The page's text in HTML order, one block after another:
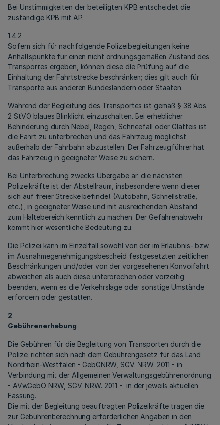
Bei Unstimmigkeiten der beteiligten KPB entscheidet die
zuständige KPB mit AP.
1.4.2
Sofern sich für nachfolgende Polizeibegleitungen keine
Anhaltspunkte für einen nicht ordnungsgemäßen Zustand des
Transportes ergeben, können diese die Prüfung auf die
Einhaltung der Fahrtstrecke beschränken; dies gilt auch für
Transporte aus anderen Bundesländern oder Staaten.
Während der Begleitung des Transportes ist gemäß § 38 Abs.
2 StVO blaues Blinklicht einzuschalten. Bei erheblicher
Behinderung durch Nebel, Regen, Schneefall oder Glatteis ist
die Fahrt zu unterbrechen und das Fahrzeug möglichst
außerhalb der Fahrbahn abzustellen. Der Fahrzeugführer hat
das Fahrzeug in geeigneter Weise zu sichern.
Bei Unterbrechung zwecks Übergabe an die nächsten
Polizeikräfte ist der Abstellraum, insbesondere wenn dieser
sich auf freier Strecke befindet (Autobahn, Schnellstraße,
etc.), in geeigneter Weise und mit ausreichendem Abstand
zum Haltebereich kenntlich zu machen. Der Gefahrenabwehr
kommt hier wesentliche Bedeutung zu.
Die Polizei kann im Einzelfall sowohl von der im Erlaubnis- bzw.
im Ausnahmegenehmigungsbescheid festgesetzten zeitlichen
Beschränkungen und/oder von der vorgesehenen Konvoifahrt
abweichen als auch diese unterbrechen oder vorzeitig
beenden, wenn es die Verkehrslage oder sonstige Umstände
erfordern oder gestatten.
2
Gebührenerhebung
Die Gebühren für die Begleitung von Transporten durch die
Polizei richten sich nach dem Gebührengesetz für das Land
Nordrhein-Westfalen - GebGNRW, SGV. NRW. 2011 - in
Verbindung mit der Allgemeinen Verwaltungsgebührenordnung
- AVwGebO NRW, SGV. NRW. 2011 - in der jeweils aktuellen
Fassung.
Die mit der Begleitung beauftragten Polizeikräfte tragen die
zur Gebührenberechnung erforderlichen Angaben in den